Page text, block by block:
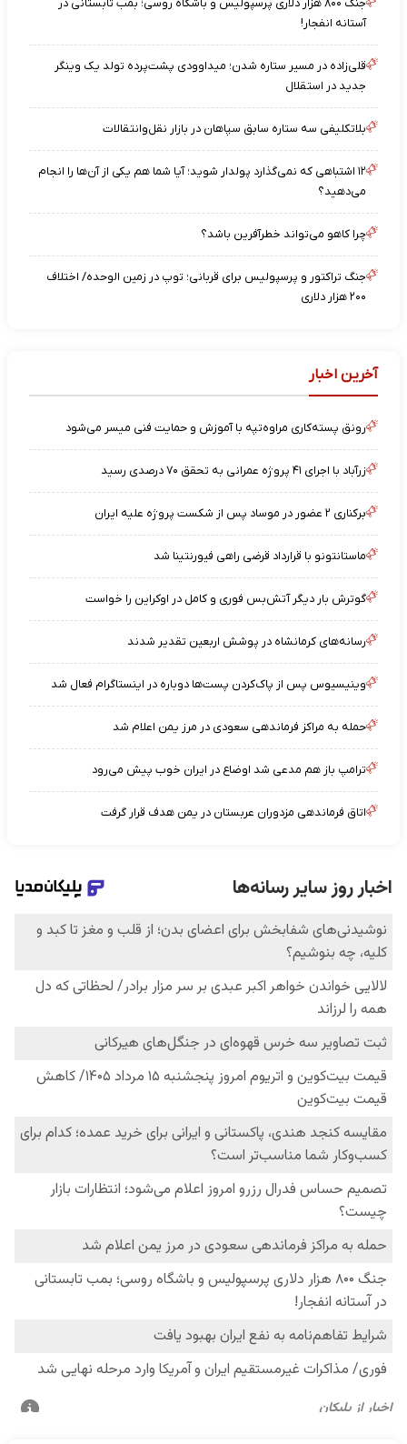
آستانه انفجار!
قلی‌زاده در مسیر ستاره شدن؛ میداوودی پشت‌پرده تولد یک وینگر
جدید در استقلال
بلاتکلیفی سه ستاره سابق سپاهان در بازار نقل‌وانتقالات
۱۲ اشتباهی که نمی‌گذارد پولدار شوید؛ آیا شما هم یکی از آن‌ها را انجام
می‌دهید؟
چرا کاهو می‌تواند خطرآفرین باشد؟
جنگ تراکتور و پرسپولیس برای قربانی؛ توپ در زمین الوحده/ اختلاف
۲۰۰ هزار دلاری
آخرین اخبار
رونق پسته‌کاری مراوه‌تپه با آموزش و حمایت فنی میسر می‌شود
زرآباد با اجرای ۴۱ پروژه عمرانی به تحقق ۷۰ درصدی رسید
برکناری ۲ عضور در موساد پس از شکست پروژه علیه ایران
ماستانتونو با قرارداد قرضی راهی فیورنتینا شد
گوترش بار دیگر آتش‌بس فوری و کامل در اوکراین را خواست
رسانه‌های کرمانشاه در پوشش اربعین تقدیر شدند
وینیسیوس پس از پاک‌کردن پست‌ها دوباره در اینستاگرام فعال شد
حمله به مراکز فرماندهی سعودی در مرز یمن اعلام شد
ترامپ باز هم مدعی شد اوضاع در ایران خوب پیش می‌رود
اتاق‌ فرماندهی مزدوران عربستان در یمن هدف قرار گرفت